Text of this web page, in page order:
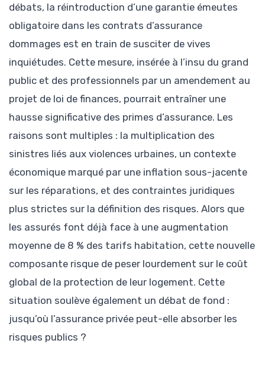
débats, la réintroduction d’une garantie émeutes
obligatoire dans les contrats d’assurance
dommages est en train de susciter de vives
inquiétudes. Cette mesure, insérée à l’insu du grand
public et des professionnels par un amendement au
projet de loi de finances, pourrait entraîner une
hausse significative des primes d’assurance. Les
raisons sont multiples : la multiplication des
sinistres liés aux violences urbaines, un contexte
économique marqué par une inflation sous-jacente
sur les réparations, et des contraintes juridiques
plus strictes sur la définition des risques. Alors que
les assurés font déjà face à une augmentation
moyenne de 8 % des tarifs habitation, cette nouvelle
composante risque de peser lourdement sur le coût
global de la protection de leur logement. Cette
situation soulève également un débat de fond :
jusqu’où l’assurance privée peut-elle absorber les
risques publics ?